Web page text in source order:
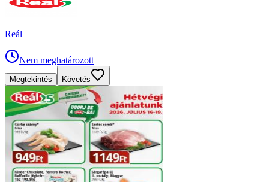
Reál
Nem meghatározott
Megtekintés Követés